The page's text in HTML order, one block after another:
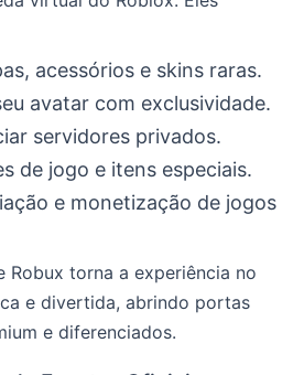
acessórios e skins raras.
avatar com exclusividade.
servidores privados.
de jogo e itens especiais.
e monetização de jogos
Robux torna a experiência no
e divertida, abrindo portas
e diferenciados.